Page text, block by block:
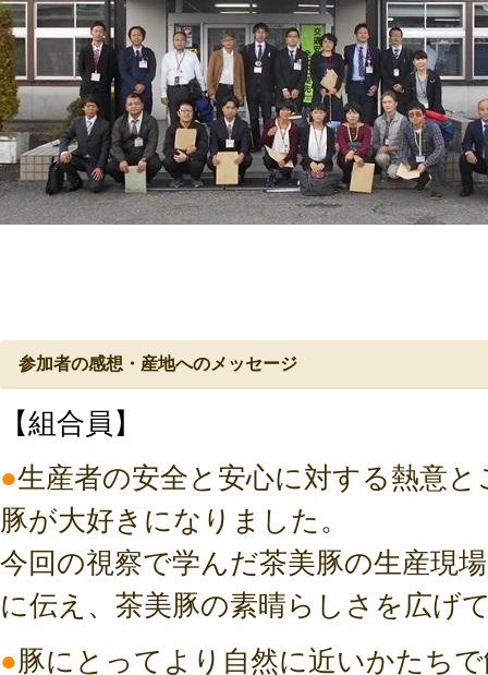
参加者の感想・産地へのメッセージ
【組合員】
●生産者の安全と安心に対する熱意
豚が大好きになりました。
今回の視察で学んだ茶美豚の生産現
に伝え、茶美豚の素晴らしさを広げ
●豚にとってより自然に近いかたち